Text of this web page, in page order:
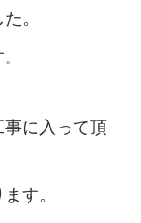
。
。
事に入って頂
す。